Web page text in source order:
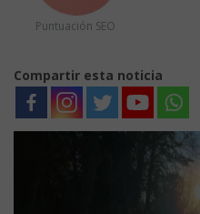
Puntuación SEO
Compartir esta noticia